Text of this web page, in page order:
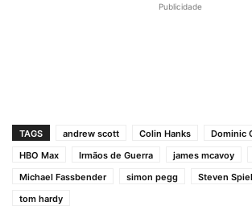
Publicidade
TAGS andrew scott Colin Hanks
Dominic
HBO Max
Irmãos de Guerra james mcavoy
Michael Fassbender
simon pegg
Steven
tom hardy